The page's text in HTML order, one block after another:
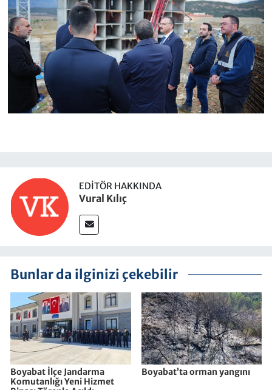
EDITÖR HAKKINDA
Vural Kılıç
Bunlar da ilginizi çekebilir
Boyabat İlçe Jandarma
Komutanlığı Yeni Hizmet
Boyabat’ta orman yangını